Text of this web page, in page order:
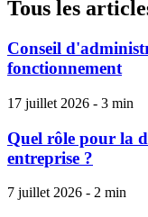
Tous les
Conseil
fonctionnement
17 juillet 2026 - 3 min
Quel rôle pour la
entreprise ?
7 juillet 2026 - 2 min